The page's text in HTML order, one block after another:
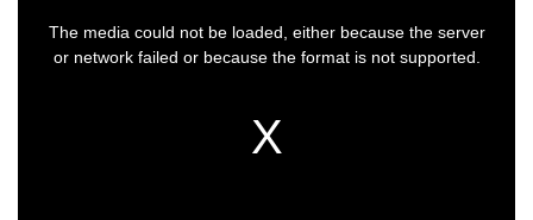
The media could not be loaded, either because the server
or network failed or because the format is not supported.